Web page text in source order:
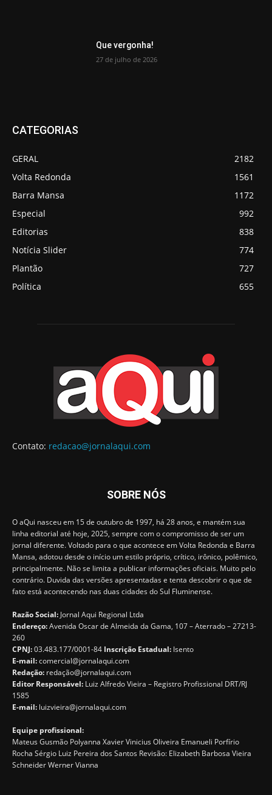
Que vergonha!
27 de julho de 2026
CATEGORIAS
GERAL
2182
Volta Redonda
1561
Barra Mansa
1172
Especial
992
Editorias
838
Notícia Slider
774
Plantão
727
Política
655
Contato: redacao@jornalaqui.com
SOBRE NÓS
O aQui nasceu em 15 de outubro de 1997, há 28 anos, e mantém sua
linha editorial até hoje, 2025, sempre com o compromisso de ser um
jornal diferente. Voltado para o que acontece em Volta Redonda e Barra
Mansa, adotou desde o início um estilo próprio, crítico, irônico, polêmico,
principalmente. Não se limita a publicar informações oficiais. Muito pelo
contrário. Duvida das versões apresentadas e tenta descobrir o que de
fato está acontecendo nas duas cidades do Sul Fluminense.
Razão Social:Jornal Aqui Regional Ltda
Endereço:Avenida Oscar de Almeida da Gama, 107 – Aterrado – 27213-
260
CPNJ:03.483.177/0001-84 Inscrição Estadual: Isento
E-mail:comercial@jornalaqui.com
Redação: redação@jornalaqui.com
Editor Responsável: Luiz Alfredo Vieira – Registro Profissional DRT/RJ
1585
E-mail: luizvieira@jornalaqui.com
Equipe profissional:
Mateus Gusmão Polyanna Xavier Vinicius Oliveira Emanueli Porfírio
Rocha Sérgio Luiz Pereira dos Santos Revisão: Elizabeth Barbosa Vieira
Schneider Werner Vianna